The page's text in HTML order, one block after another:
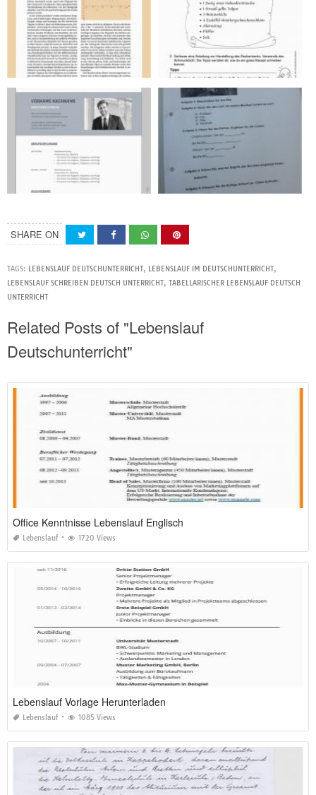
SHARE ON
TAGS: LEBENSLAUF DEUTSCHUNTERRICHT, LEBENSLAUF IM DEUTSCHUNTERRICHT,
LEBENSLAUF SCHREIBEN DEUTSCH UNTERRICHT, TABELLARISCHER LEBENSLAUF DEUTSCH
UNTERRICHT
Related Posts of "Lebenslauf
Deutschunterricht"
Office Kenntnisse Lebenslauf Englisch
Lebenslauf 1720 Views
Lebenslauf Vorlage Herunterladen
Lebenslauf 1085 Views